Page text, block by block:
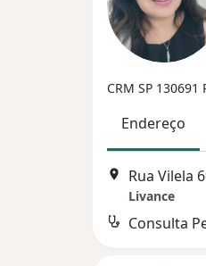
CRM SP 130691
Endereço
Rua Vilela
Livance
Consulta